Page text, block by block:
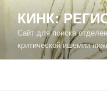
Перейти
содержимому
КИНК:
Сайт для поиска
критической ишемии